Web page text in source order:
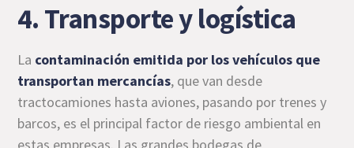
4. Transporte y logística
La contaminación emitida por los vehículos que
transportan mercancías, que van desde
tractocamiones hasta aviones, pasando por trenes y
barcos, es el principal factor de riesgo ambiental en
estas empresas. Las grandes bodegas de